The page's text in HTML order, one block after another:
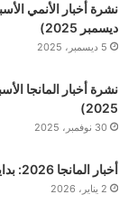
ديسمبر 2025)
5 ديسمبر، 2025
2025)
30 نوفمبر، 2025
أخبار المانجا 2026: بداية تاريخية ومفاجآت صادمة!
2 يناير، 2026